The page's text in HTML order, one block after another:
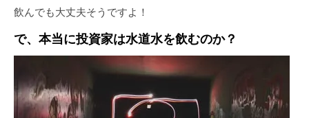
飲んでも大丈夫そうですよ！
で、本当に投資家は水道水を飲むのか？